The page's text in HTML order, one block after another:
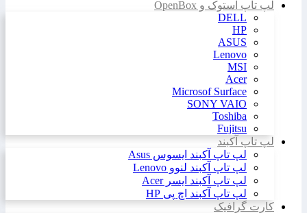
لپ تاپ استوک و OpenBox
DELL
HP
ASUS
Lenovo
MSI
Acer
Microsof Surface
SONY VAIO
Toshiba
Fujitsu
لپ تاپ آکبند
لپ تاپ آکبند ایسوس Asus
لپ تاپ آکبند لنوو Lenovo
لپ تاپ آکبند ایسر Acer
لپ تاپ آکبند اچ پی HP
کارت گرافیک